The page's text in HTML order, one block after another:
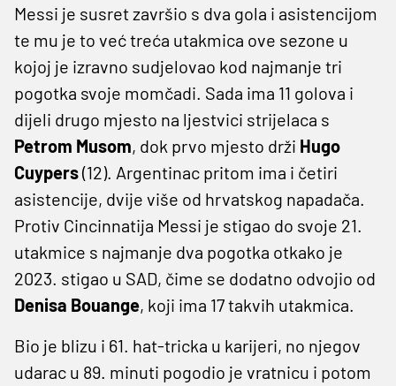
Messi je susret završio s dva gola i asistencijom
te mu je to već treća utakmica ove sezone u
kojoj je izravno sudjelovao kod najmanje tri
pogotka svoje momčadi. Sada ima 11 golova i
dijeli drugo mjesto na ljestvici strijelaca s
Petrom Musom, dok prvo mjesto drži Hugo
Cuypers(12). Argentinac pritom ima i četiri
asistencije, dvije više od hrvatskog napadača.
Protiv Cincinnatija Messi je stigao do svoje 21.
utakmice s najmanje dva pogotka otkako je
2023. stigao u SAD, čime se dodatno odvojio od
Denisa Bouange, koji ima 17 takvih utakmica.
Bio je blizu i 61. hat-tricka u karijeri, no njegov
udarac u 89. minuti pogodio je vratnicu i potom